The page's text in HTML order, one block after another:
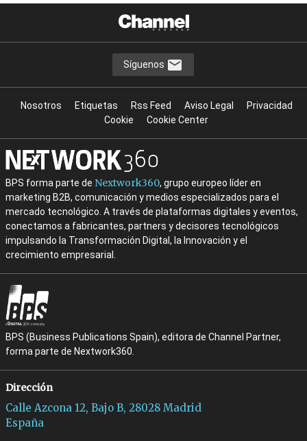
Síguenos
Nosotros Etiquetas Rss Feed Aviso Legal
Privacidad
Cookie
Cookie Center
BPS forma parte de Nextwork360, grupo europeo líder en
marketing B2B, comunicación y medios especializados para el
mercado tecnológico. A través de plataformas digitales y eventos,
conectamos a fabricantes, partners y decisores tecnológicos
impulsando la Transformación Digital, la Innovación y el
crecimiento empresarial.
BPS (Business Publications Spain), editora de Channel Partner,
forma parte de Nextwork360.
Dirección
Calle Azcona 12, Bajo B, 28028 Madrid
España